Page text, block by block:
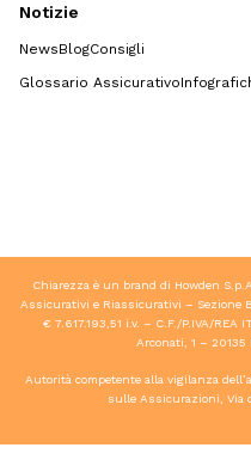
Notizie
NewsBlogConsigli
Glossario Assicurativo
Chiarezza è un brand di Howden
Assicurativi e Riassicurativi – Sezione
€ 7.617.193,51 i.v. – C.F./P.IVA/REA
Arconati, 1 – 20135
Autorità competente alla vigilanza
sulle Assicurazioni, Via